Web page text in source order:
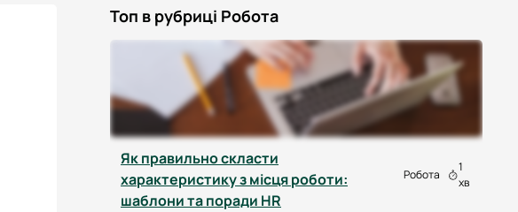
Топ в рубриці Робота
Як правильно скласти
характеристику з місця роботи:
шаблони та поради HR
Робота
1
хв